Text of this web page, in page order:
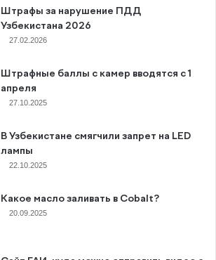
Штрафы за нарушение ПДД
Узбекистана 2026
27.02.2026
Штрафные баллы с камер вводятся с 1
апреля
27.10.2025
В Узбекистане смягчили запрет на LED
лампы
22.10.2025
Какое масло заливать в Cobalt?
20.09.2025